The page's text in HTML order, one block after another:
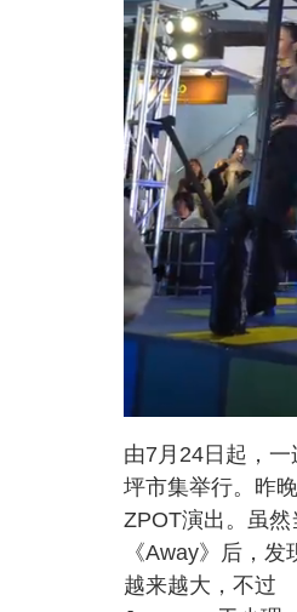
n
t
e
o
d
:
5
6
8
由7月24日起，
坪市集举行。昨
ZPOT演出。虽
《Away》后，
越来越大，不过